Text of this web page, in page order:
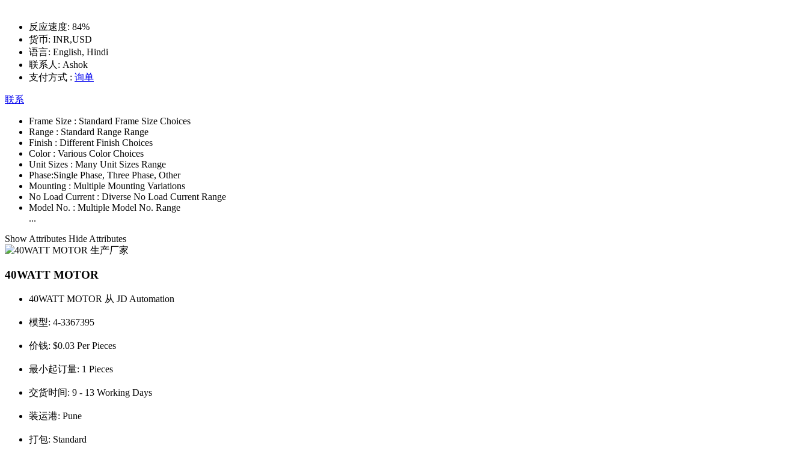
反应速度: 84%
货币: INR,USD
语言: English, Hindi
联系人: Ashok
支付方式 : 询单
联系
Frame Size : Standard Frame Size Choices
Range : Standard Range Range
Finish : Different Finish Choices
Color : Various Color Choices
Unit Sizes : Many Unit Sizes Range
Phase:Single Phase, Three Phase, Other
Mounting : Multiple Mounting Variations
No Load Current : Diverse No Load Current Range
Model No. : Multiple Model No. Range
...
Show Attributes Hide Attributes
40WATT MOTOR
40WATT MOTOR 从 JD Automation
模型: 4-3367395
价钱: $0.03 Per Pieces
最小起订量: 1 Pieces
交货时间: 9 - 13 Working Days
装运港: Pune
打包: Standard